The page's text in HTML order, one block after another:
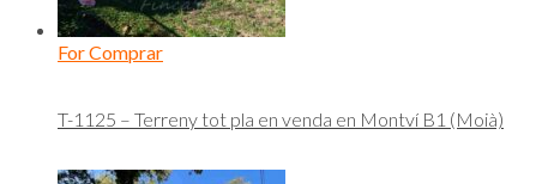
For Comprar
T-1125 – Terreny tot pla en venda en Montví B1 (Moià)